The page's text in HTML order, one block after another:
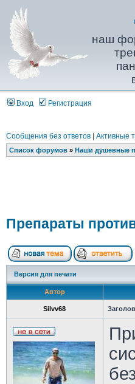
наш
Вход Регистрация
Сообщения без ответов| Активные
Список форумов» Наши душевные
Препараты
Версия для печати
Автор
Silvv68